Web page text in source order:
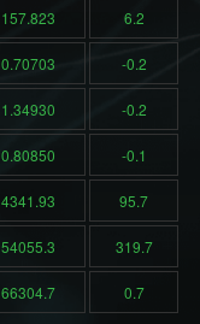
157.823 6.2
0.70703 -0.2
1.34930 -0.2
0.80850 -0.1
4341.93 95.7
54055.3 319.7
66304.7 0.7